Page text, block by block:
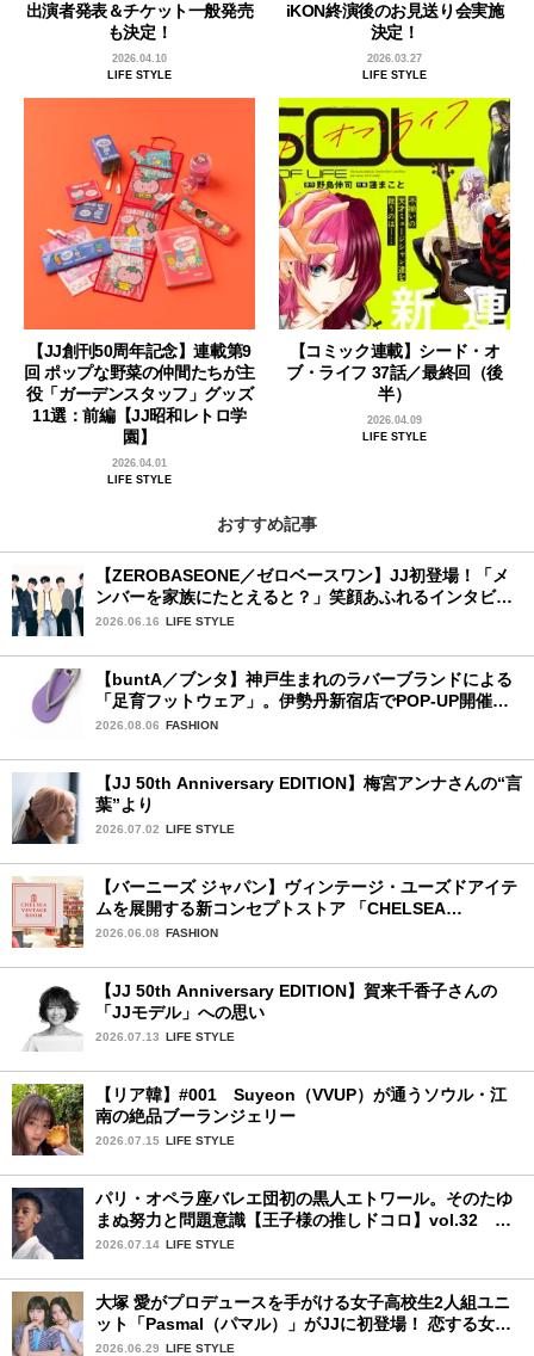
出演者発表＆チケット一般発売
も決定！
2026.04.10
LIFE STYLE
iKON終演後のお見送り会実施
決定！
2026.03.27
LIFE STYLE
【JJ創刊50周年記念】連載第9
回 ポップな野菜の仲間たちが主
役「ガーデンスタッフ」グッズ
11選：前編【JJ昭和レトロ学
園】
2026.04.01
LIFE STYLE
【コミック連載】シード・オ
ブ・ライフ 37話／最終回（後
半）
2026.04.09
LIFE STYLE
おすすめ記事
【ZEROBASEONE／ゼロベースワン】JJ初登場！「メ
ンバーを家族にたとえると？」笑顔あふれるインタビュ
ー♡
2026.06.16 LIFE STYLE
【buntA／ブンタ】神戸生まれのラバーブランドによる
「足育フットウェア」。伊勢丹新宿店でPOP-UP開催
中！
2026.08.06 FASHION
【JJ 50th Anniversary EDITION】梅宮アンナさんの“言
葉”より
2026.07.02 LIFE STYLE
【バーニーズ ジャパン】ヴィンテージ・ユーズドアイテ
ムを展開する新コンセプトストア 「CHELSEA
VINTAGE ROOM」が誕生
2026.06.08 FASHION
【JJ 50th Anniversary EDITION】賀来千香子さんの
「JJモデル」への思い
2026.07.13 LIFE STYLE
【リア韓】#001 Suyeon（VVUP）が通うソウル・江
南の絶品ブーランジェリー
2026.07.15 LIFE STYLE
パリ・オペラ座バレエ団初の黒人エトワール。そのたゆ
まぬ努力と問題意識【王子様の推しドコロ】vol.32 ギ
ヨーム・ディオップさん
2026.07.14 LIFE STYLE
大塚 愛がプロデュースを手がける女子高校生2人組ユニ
ット「Pasmal（パマル）」がJJに初登場！ 恋する女の
コのキュンキュンする感情を歌った最新曲「BULL」を
2026.06.29 LIFE STYLE